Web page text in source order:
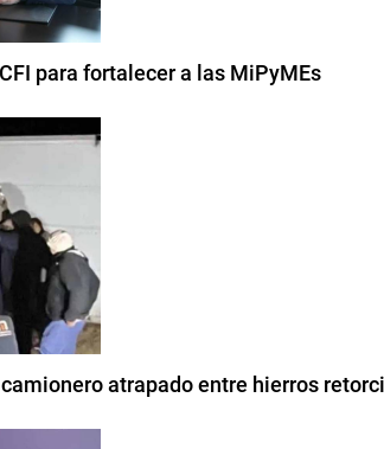
para fortalecer a las MiPyMEs
atrapado entre hierros